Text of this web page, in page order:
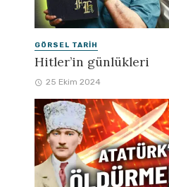
GÖRSEL TARIH
Hitler’in günlükleri
25 Ekim 2024